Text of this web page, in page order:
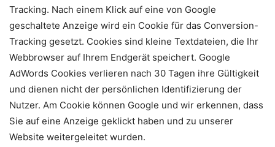
Tracking. Nach einem Klick auf eine von Google
geschaltete Anzeige wird ein Cookie für das Conversion-
Tracking gesetzt. Cookies sind kleine Textdateien, die Ihr
Webbrowser auf Ihrem Endgerät speichert. Google
AdWords Cookies verlieren nach 30 Tagen ihre Gültigkeit
und dienen nicht der persönlichen Identifizierung der
Nutzer. Am Cookie können Google und wir erkennen, dass
Sie auf eine Anzeige geklickt haben und zu unserer
Website weitergeleitet wurden.